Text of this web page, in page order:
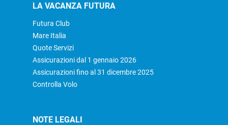
LA VACANZA FUTURA
Futura Club
Mare Italia
Quote Servizi
Assicurazioni dal 1 gennaio 2026
Assicurazioni fino al 31 dicembre 2025
Controlla Volo
NOTE LEGALI